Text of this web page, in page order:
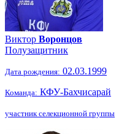
Виктор Воронцов
Полузащитник
Дата рождения: 02.03.1999
Команда: КФУ-Бахчисарай
участник селекционной группы